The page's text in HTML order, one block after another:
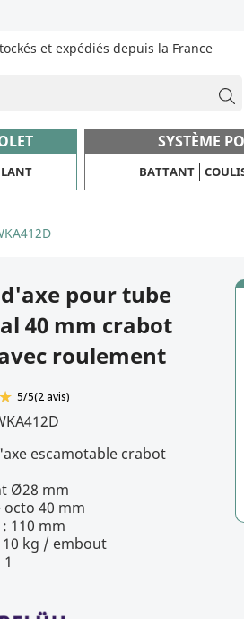
et expédiés depuis la France
SYSTÈME
BATTANT
pour tube
40 mm crabot
roulement
escamotable crabot
Ø28 mm
40 mm
110 mm
10 kg / embout